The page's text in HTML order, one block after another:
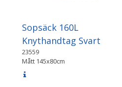
Sopsäck 160L
Knythandtag Svart
23559
Mått 145x80cm